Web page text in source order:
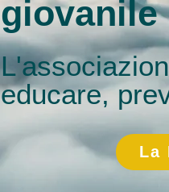
giovanile
educare,
La